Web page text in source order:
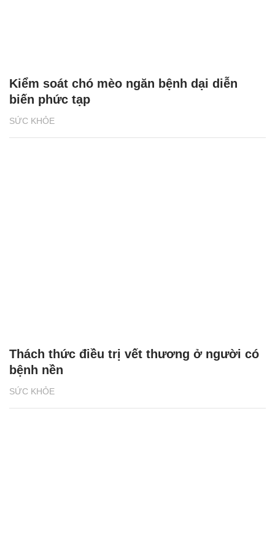
SỨC KHỎE
Kiểm soát chó mèo ngăn bệnh dại diễn
biến phức tạp
SỨC KHỎE
Thách thức điều trị vết thương ở người có
bệnh nền